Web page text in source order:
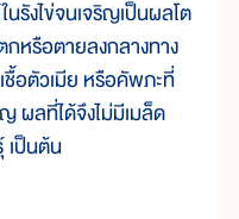
รังไข่จนเจริญเป็นผลโต
กหรือตายลงกลางทาง
ชื้อตัวเมีย หรือคัพภะที่
ผลที่ได้จึงไม่มีเมล็ด
เป็นต้น